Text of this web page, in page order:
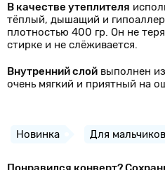
В качестве утеплителя
тёплый, дышащий и
плотностью 400 гр. Он не
стирке и не слёживается.
Внутренний слой выполнен
очень мягкий и приятный на
Новинка Для мальчиков